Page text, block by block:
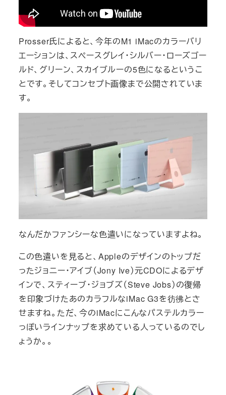
Prosser氏によると、今年のM1 iMacのカラーバリ
エーションは、スペースグレイ・シルバー・ローズゴー
ルド、グリーン、スカイブルーの5色になるというこ
とです。そしてコンセプト画像まで公開されていま
す。
なんだかファンシーな色遣いになっていますよね。
この色遣いを見ると、Appleのデザインのトップだ
ったジョニー・アイブ（Jony Ive）元CDOによるデザ
インで、スティーブ・ジョブズ（Steve Jobs）の復帰
を印象づけたあのカラフルなiMac G3を彷彿とさ
せますね。ただ、今のiMacにこんなパステルカラー
っぽいラインナップを求めている人っているのでし
ょうか。。